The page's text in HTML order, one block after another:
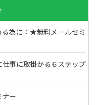
為に：★無料メールセミ
事に取掛かる６ステップ
ー